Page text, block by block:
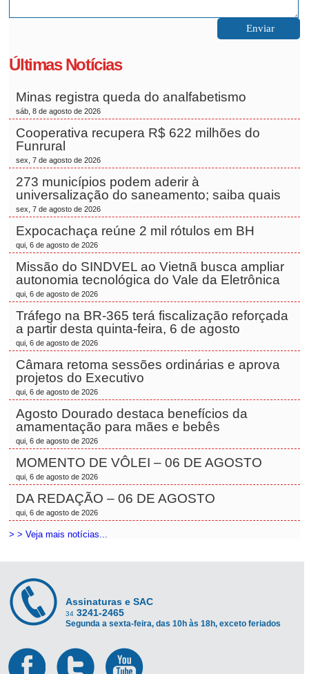
Últimas Notícias
Minas registra queda do analfabetismo
sáb, 8 de agosto de 2026
Cooperativa recupera R$ 622 milhões do
Funrural
sex, 7 de agosto de 2026
273 municípios podem aderir à
universalização do saneamento; saiba quais
sex, 7 de agosto de 2026
Expocachaça reúne 2 mil rótulos em BH
qui, 6 de agosto de 2026
Missão do SINDVEL ao Vietnã busca ampliar
autonomia tecnológica do Vale da Eletrônica
qui, 6 de agosto de 2026
Tráfego na BR-365 terá fiscalização reforçada
a partir desta quinta-feira, 6 de agosto
qui, 6 de agosto de 2026
Câmara retoma sessões ordinárias e aprova
projetos do Executivo
qui, 6 de agosto de 2026
Agosto Dourado destaca benefícios da
amamentação para mães e bebês
qui, 6 de agosto de 2026
MOMENTO DE VÔLEI – 06 DE AGOSTO
qui, 6 de agosto de 2026
DA REDAÇÃO – 06 DE AGOSTO
qui, 6 de agosto de 2026
> > Veja mais notícias...
Assinaturas e SAC
34 3241-2465
Segunda a sexta-feira, das 10h às 18h, exceto feriados